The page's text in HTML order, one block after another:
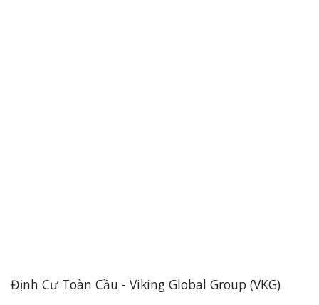
Định Cư Toàn Cầu - Viking Global Group (VKG)